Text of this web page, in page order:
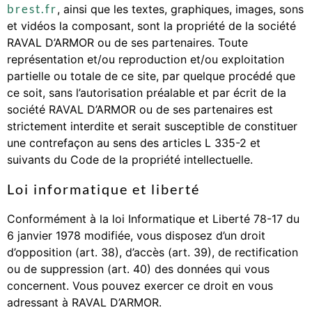
brest.fr, ainsi que les textes, graphiques, images, sons
et vidéos la composant, sont la propriété de la société
RAVAL D’ARMOR ou de ses partenaires. Toute
représentation et/ou reproduction et/ou exploitation
partielle ou totale de ce site, par quelque procédé que
ce soit, sans l’autorisation préalable et par écrit de la
société RAVAL D’ARMOR ou de ses partenaires est
strictement interdite et serait susceptible de constituer
une contrefaçon au sens des articles L 335-2 et
suivants du Code de la propriété intellectuelle.
Loi informatique et liberté
Conformément à la loi Informatique et Liberté 78-17 du
6 janvier 1978 modifiée, vous disposez d’un droit
d’opposition (art. 38), d’accès (art. 39), de rectification
ou de suppression (art. 40) des données qui vous
concernent. Vous pouvez exercer ce droit en vous
adressant à RAVAL D’ARMOR.